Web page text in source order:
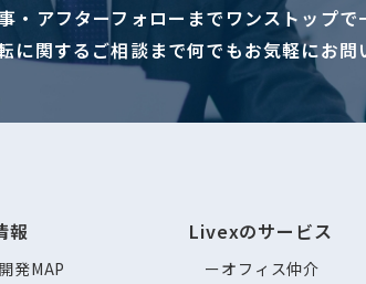
・アフターフォローまでワンストップで
関するご相談まで何でもお気軽にお問
報
発MAP
Livexのサービス
オフィス仲介